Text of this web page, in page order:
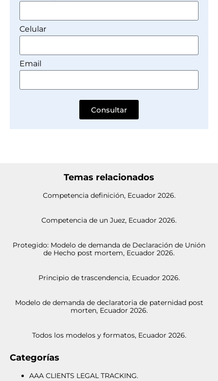
Celular
Email
Consultar
Temas relacionados
Competencia definición, Ecuador 2026.
Competencia de un Juez, Ecuador 2026.
Protegido: Modelo de demanda de Declaración de Unión
de Hecho post mortem, Ecuador 2026.
Principio de trascendencia, Ecuador 2026.
Modelo de demanda de declaratoria de paternidad post
morten, Ecuador 2026.
Todos los modelos y formatos, Ecuador 2026.
Categorías
AAA CLIENTS LEGAL TRACKING.